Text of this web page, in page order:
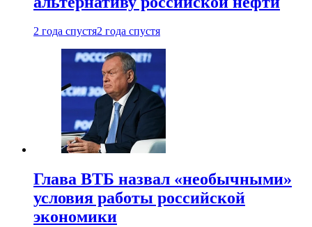
2 года спустя2 года спустя
Глава ВТБ назвал «необычными»
условия работы российской
экономики